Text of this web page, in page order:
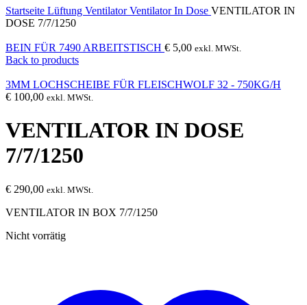
Startseite Lüftung VentilatorVentilator In Dose VENTILATOR IN
DOSE 7/7/1250
BEIN FÜR 7490 ARBEITSTISCH € 5,00 exkl. MWSt.
Back to products
3MM LOCHSCHEIBE FÜR FLEISCHWOLF 32 - 750KG/H
€ 100,00 exkl. MWSt.
VENTILATOR IN DOSE
7/7/1250
€ 290,00 exkl. MWSt.
VENTILATOR IN BOX 7/7/1250
Nicht vorrätig